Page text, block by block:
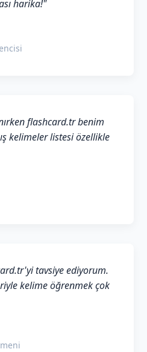
harika!"
flashcard.tr benim
kelimeler listesi özellikle
tavsiye ediyorum.
kelime öğrenmek çok